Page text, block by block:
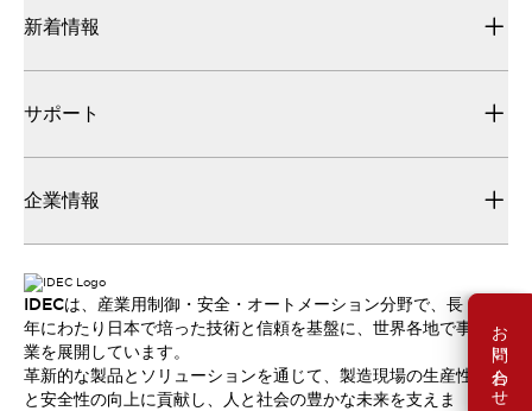
お問い合わせ
新着情報
サポート
企業情報
IDECは、産業用制御・安全・オートメーション分野で、長
年にわたり日本で培った技術と信頼を基盤に、世界各地で事
業を展開しています。
革新的な製品とソリューションを通じて、製造現場の生産性
と安全性の向上に貢献し、人と社会の豊かな未来を支えま